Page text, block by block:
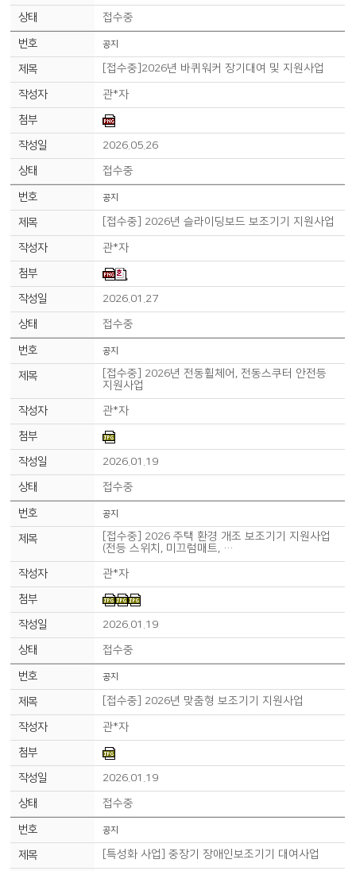
접수중
공지
[접수중]2026년 바퀴워커 장기대여 및 지원사업
관*자
2026.05.26
접수중
공지
[접수중] 2026년 슬라이딩보드 보조기기 지원사업
관*자
2026.01.27
접수중
공지
[접수중] 2026년 전동휠체어, 전동스쿠터 안전등
지원사업
관*자
2026.01.19
접수중
공지
[접수중] 2026 주택 환경 개조 보조기기 지원사업
(전등 스위치, 미끄럼매트, …
관*자
2026.01.19
접수중
공지
[접수중] 2026년 맞춤형 보조기기 지원사업
관*자
2026.01.19
접수중
공지
[특성화 사업] 중장기 장애인보조기기 대여사업